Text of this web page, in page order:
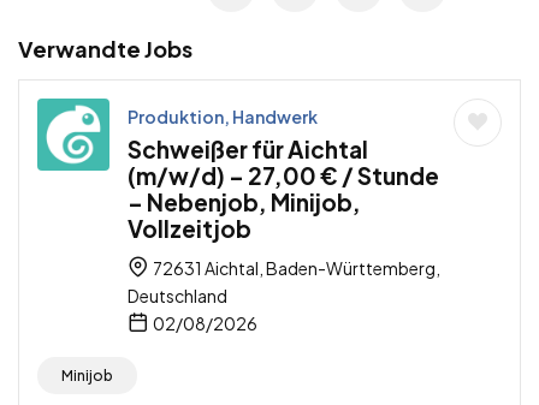
Verwandte Jobs
Produktion, Handwerk
Schweißer für Aichtal
(m/w/d) – 27,00 € / Stunde
– Nebenjob, Minijob,
Vollzeitjob
72631 Aichtal, Baden-Württemberg,
Deutschland
02/08/2026
Minijob